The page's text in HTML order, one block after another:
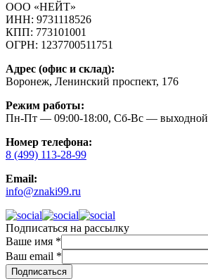
ООО «НЕЙТ»
ИНН: 9731118526
КПП: 773101001
ОГРН: 1237700511751
Адрес (офис и склад):
Воронеж, Ленинский проспект, 176
Режим работы:
Пн-Пт — 09:00-18:00, Сб-Вс — выходной
Номер телефона:
8 (499) 113-28-99
Email:
info@znaki99.ru
Подписаться на рассылку
Ваше имя *
Ваш email *